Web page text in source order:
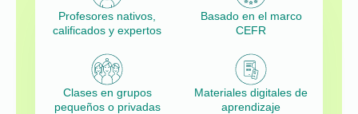
Profesores nativos,
calificados y expertos
Basado en el marco
CEFR
Clases en grupos
pequeños o privadas
Materiales digitales de
aprendizaje